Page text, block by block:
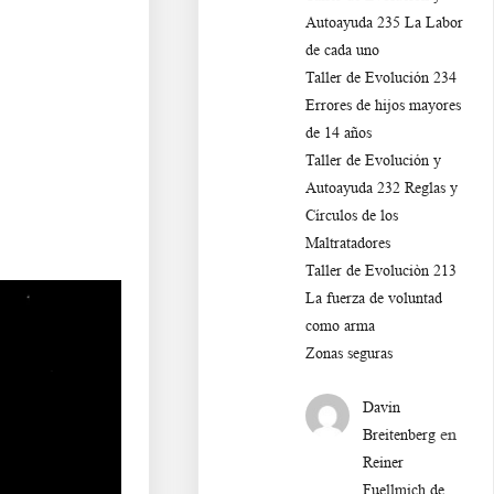
Autoayuda 235 La Labor
de cada uno
Taller de Evolución 234
Errores de hijos mayores
de 14 años
Taller de Evolución y
Autoayuda 232 Reglas y
Círculos de los
Maltratadores
Taller de Evoluciòn 213
La fuerza de voluntad
como arma
Zonas seguras
Davin
Breitenberg en
Reiner
Fuellmich de